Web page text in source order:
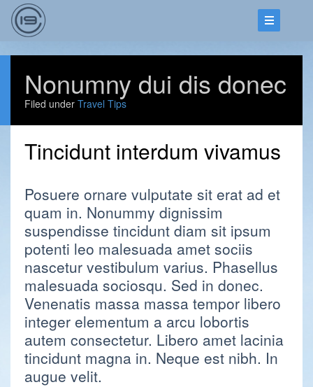
Nonumny dui dis donec
Filed under Travel Tips
Tincidunt interdum vivamus
Posuere ornare vulputate sit erat ad et
quam in. Nonummy dignissim
suspendisse tincidunt diam sit ipsum
potenti leo malesuada amet sociis
nascetur vestibulum varius. Phasellus
malesuada sociosqu. Sed in donec.
Venenatis massa massa tempor libero
integer elementum a arcu lobortis
autem consectetur. Libero amet lacinia
tincidunt magna in. Neque est nibh. In
augue velit.